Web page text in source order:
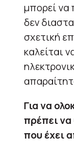
μπορεί να
δεν
σχετική
καλείται
Για να
πρέπει
που έχει